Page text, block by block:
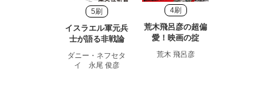
5刷
イスラエル軍元兵
士が語る非戦論
ダニー・ネフセタ
イ 永尾 俊彦
4刷
荒木飛呂彦の超偏
愛！映画の掟
荒木 飛呂彦